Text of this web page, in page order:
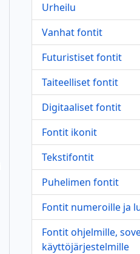
Urheilu
Vanhat fontit
Futuristiset fontit
Taiteelliset fontit
Digitaaliset fontit
Fontit ikonit
Tekstifontit
Puhelimen fontit
Fontit numeroille ja
Fontit ohjelmille,
käyttöjärjestelmille